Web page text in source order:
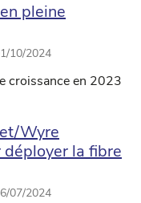
pleine
10/2024
croissance en 2023
Wyre
la fibre
07/2024